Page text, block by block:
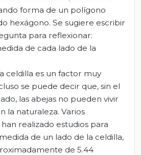
forma de un polígono
hexágono. Se sugiere escribir
para reflexionar:
de cada lado de la
celdilla es un factor muy
se puede decir que, sin el
las abejas no pueden vivir
la naturaleza. Varios
realizado estudios para
de un lado de la celdilla,
de 5.44